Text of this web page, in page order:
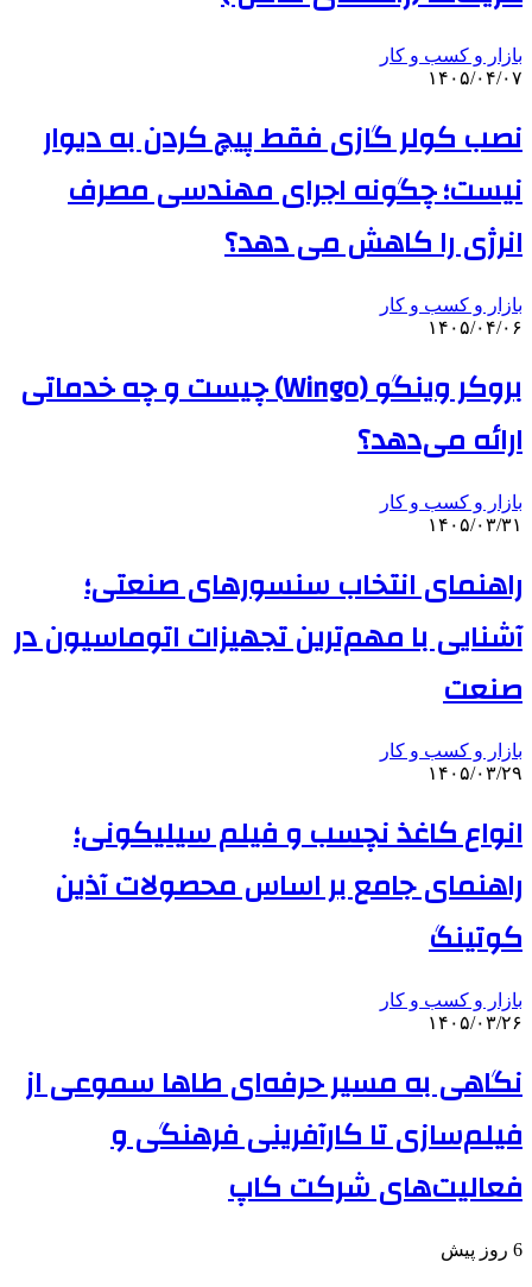
بازار و کسب و کار
۱۴۰۵/۰۴/۰۷
نصب کولر گازی فقط پیچ کردن به دیوار
نیست؛ چگونه اجرای مهندسی مصرف
انرژی را کاهش می دهد؟
بازار و کسب و کار
۱۴۰۵/۰۴/۰۶
بروکر وینگو (Wingo) چیست و چه خدماتی
ارائه می‌دهد؟
بازار و کسب و کار
۱۴۰۵/۰۳/۳۱
راهنمای انتخاب سنسورهای صنعتی؛
آشنایی با مهم‌ترین تجهیزات اتوماسیون در
صنعت
بازار و کسب و کار
۱۴۰۵/۰۳/۲۹
انواع کاغذ نچسب و فیلم سیلیکونی؛
راهنمای جامع بر اساس محصولات آذین
کوتینگ
بازار و کسب و کار
۱۴۰۵/۰۳/۲۶
نگاهی به مسیر حرفه‌ای طاها سموعی از
فیلم‌سازی تا کارآفرینی فرهنگی و
فعالیت‌های شرکت کاپ
6 روز پیش